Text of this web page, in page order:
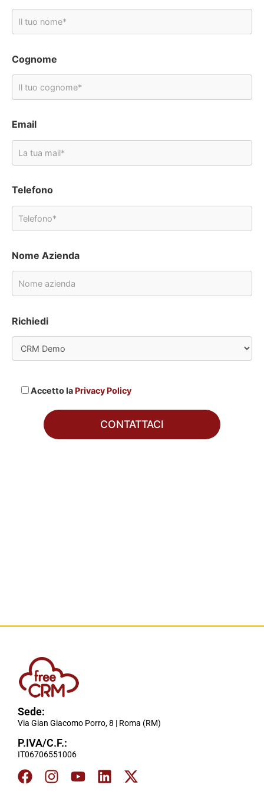
Cognome
Email
Telefono
Nome Azienda
Richiedi
Accetto la Privacy Policy
Sede:
Via Gian Giacomo Porro, 8 | Roma (RM)
P.IVA/C.F.:
IT06706551006